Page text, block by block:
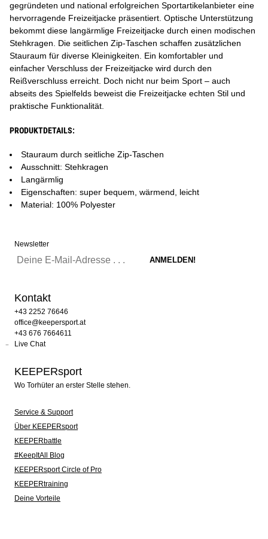
gegründeten und national erfolgreichen Sportartikelanbieter eine
hervorragende Freizeitjacke präsentiert. Optische Unterstützung
bekommt diese langärmlige Freizeitjacke durch einen modischen
Stehkragen. Die seitlichen Zip-Taschen schaffen zusätzlichen
Stauraum für diverse Kleinigkeiten. Ein komfortabler und
einfacher Verschluss der Freizeitjacke wird durch den
Reißverschluss erreicht. Doch nicht nur beim Sport – auch
abseits des Spielfelds beweist die Freizeitjacke echten Stil und
praktische Funktionalität.
PRODUKTDETAILS:
Stauraum durch seitliche Zip-Taschen
Ausschnitt: Stehkragen
Langärmlig
Eigenschaften: super bequem, wärmend, leicht
Material: 100% Polyester
Newsletter
Kontakt
+43 2252 76646
office@keepersport.at
+43 676 7664611
Live Chat
KEEPERsport
Wo Torhüter an erster Stelle stehen.
Service & Support
Über KEEPERsport
KEEPERbattle
#KeepItAll Blog
KEEPERsport Circle of Pro
KEEPERtraining
Deine Vorteile